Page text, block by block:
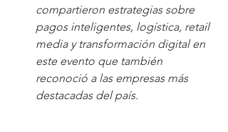
compartieron estrategias sobre
pagos inteligentes, logística, retail
media y transformación digital en
este evento que también
reconoció a las empresas más
destacadas del país.